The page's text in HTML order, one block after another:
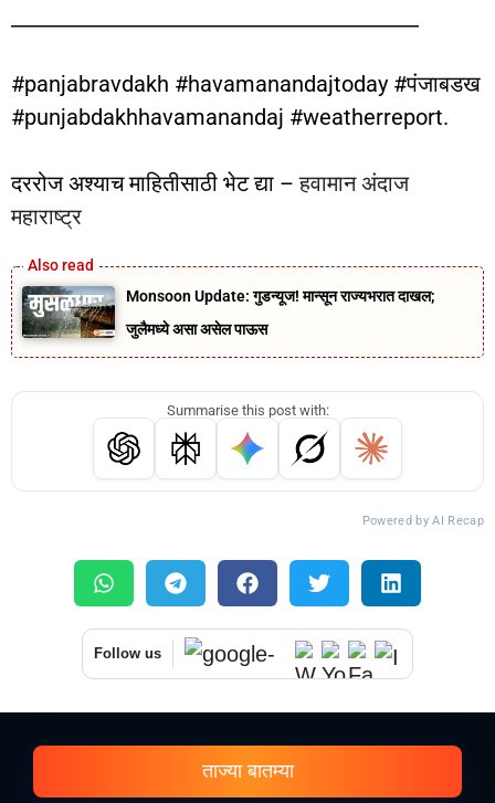
#panjabravdakh #havamanandajtoday #पंजाबडख
#punjabdakhhavamanandaj #weatherreport.
दररोज अश्याच माहितीसाठी भेट द्या –हवामान अंदाज
महाराष्ट्र
Monsoon Update: गुडन्यूज! मान्सून राज्यभरात दाखल;
जुलैमध्ये असा असेल पाऊस
Summarise this post with:
Powered by AI Recap
Follow us
ताज्या बातम्या